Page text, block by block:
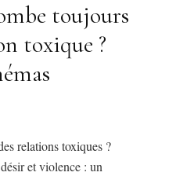
toujours
toxique ?
relations toxiques ?
et violence : un